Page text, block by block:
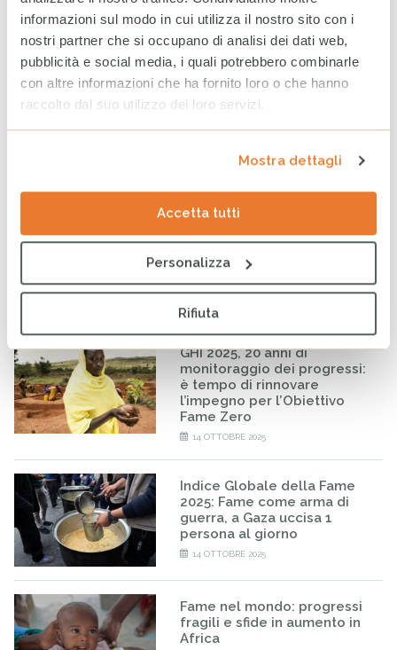
informazioni sul modo in cui utilizza il nostro sito con i
nostri partner che si occupano di analisi dei dati web,
pubblicità e social media, i quali potrebbero combinarle
con altre informazioni che ha fornito loro o che hanno
raccolto dal suo utilizzo dei loro servizi.
Mostra dettagli
Accetta tutti
Personalizza
Rifiuta
fragili anche a Napoli e Bari
con 4 mila pacchi alimentari
19 MARZO 2026
GHI 2025: a causa della crisi
climatica triplicata in 6 anni
4 NOVEMBRE 2025
CESVI a sostegno dei più
fragili a Milano con 4 mila
pacchi alimentari
24 OTTOBRE 2025
GHI 2025, 20 anni di
monitoraggio dei progressi:
è tempo di rinnovare
l’impegno per l’Obiettivo
Fame Zero
14 OTTOBRE 2025
Indice Globale della Fame
2025: Fame come arma di
guerra, a Gaza uccisa 1
persona al giorno
14 OTTOBRE 2025
Fame nel mondo: progressi
fragili e sfide in aumento in
Africa